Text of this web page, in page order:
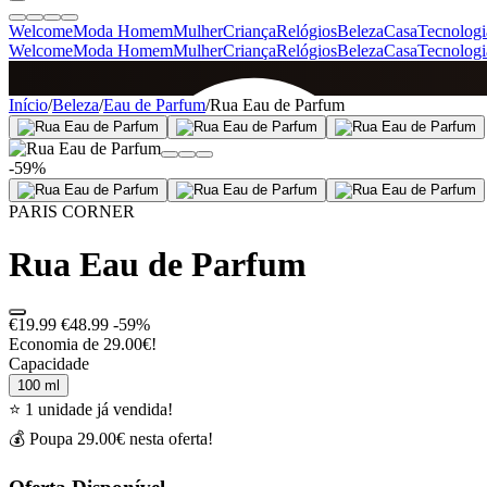
WelcomeModa HomemMulherCriançaRelógiosBelezaCasa
WelcomeModa HomemMulherCriançaRelógiosBelezaCasa
SINCE 2005
+de 36.000 reviews
Início/Beleza/Eau de Parfum/Rua Eau de Parfum
-59%
PARIS CORNER
Rua Eau de Parfum
€19.99 €48.99 -59%
Economia de 29.00€!
Capacidade
100 ml
⭐ 1 unidade já vendida!
💰 Poupa 29.00€ nesta oferta!